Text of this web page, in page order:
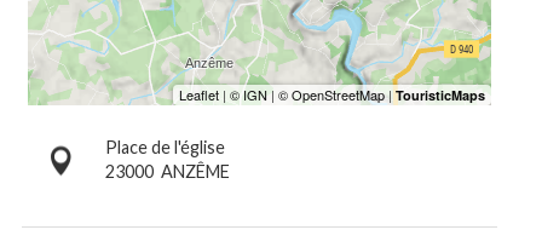
Place de l'église
23000 ANZÊME